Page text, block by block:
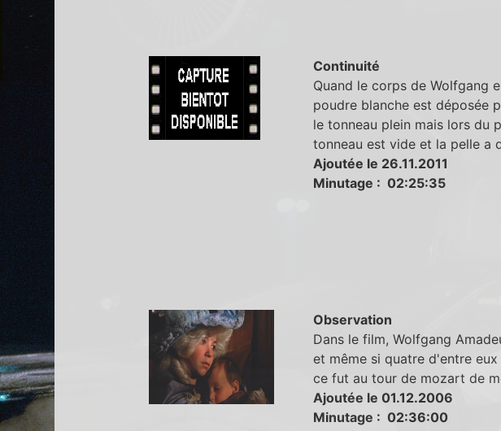
Continuité
Quand le corps de Wolfgang
poudre blanche est déposée
le tonneau plein mais lors du
tonneau est vide et la pelle a
Ajoutée le 26.11.2011
Minutage : 02:25:35
Observation
Dans le film, Wolfgang
et même si quatre d'entre
ce fut au tour de mozart de
Ajoutée le 01.12.2006
Minutage : 02:36:00